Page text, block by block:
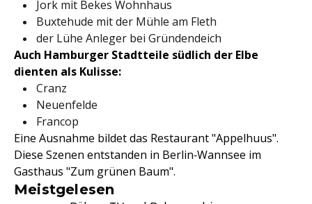
Jork mit Bekes Wohnhaus
Buxtehude mit der Mühle am Fleth
der Lühe Anleger bei Gründendeich
Auch Hamburger Stadtteile südlich der Elbe
dienten als Kulisse:
Cranz
Neuenfelde
Francop
Eine Ausnahme bildet das Restaurant "Appelhuus".
Diese Szenen entstanden in Berlin‑Wannsee im
Gasthaus "Zum grünen Baum".
Meistgelesen